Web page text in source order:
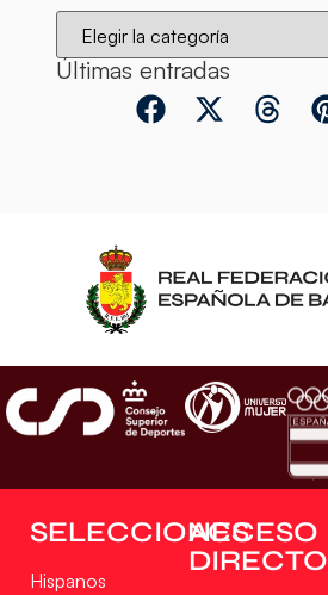
Últimas entradas
SELECCIONES
Hispanos
ACCESO
DIRECTO